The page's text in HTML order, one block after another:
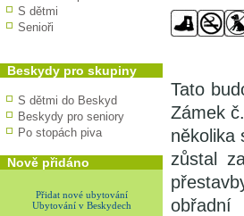
S dětmi
Senioři
Beskydy pro skupiny
S dětmi do Beskyd
Beskydy pro seniory
Po stopách piva
Nově přidáno
Přidat nové ubytování
Ubytování v Beskydech
Tato
Zámek
několika
zůstal